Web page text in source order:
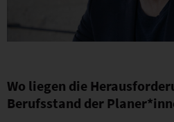
Wo liegen die
Berufsstand der